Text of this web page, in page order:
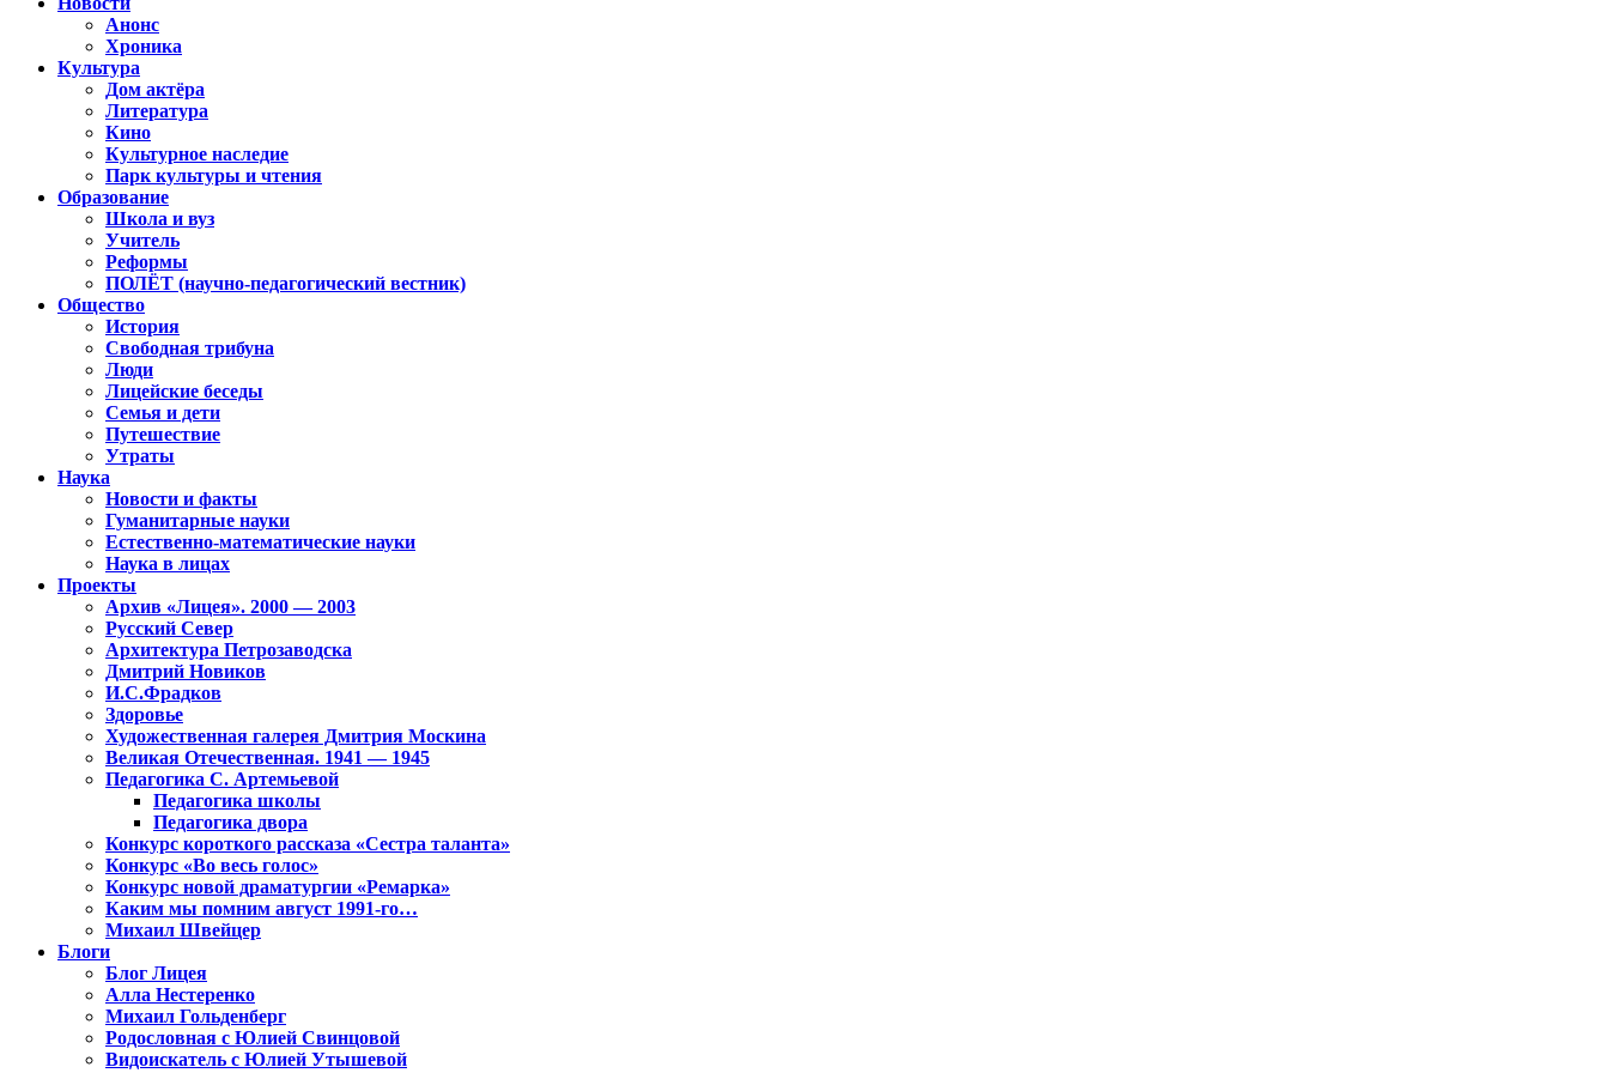
Анонс
Хроника
Культура
Дом актёра
Литература
Кино
Культурное наследие
Парк культуры и чтения
Образование
Школа и вуз
Учитель
Реформы
ПОЛЁТ (научно-педагогический вестник)
Общество
История
Свободная трибуна
Люди
Лицейские беседы
Семья и дети
Путешествие
Утраты
Наука
Новости и факты
Гуманитарные науки
Естественно-математические науки
Наука в лицах
Проекты
Архив «Лицея». 2000 — 2003
Русский Север
Архитектура Петрозаводска
Дмитрий Новиков
И.С.Фрадков
Здоровье
Художественная галерея Дмитрия Москина
Великая Отечественная. 1941 — 1945
Педагогика С. Артемьевой
Педагогика школы
Педагогика двора
Конкурс короткого рассказа «Сестра таланта»
Конкурс «Во весь голос»
Конкурс новой драматургии «Ремарка»
Каким мы помним август 1991-го…
Михаил Швейцер
Блоги
Блог Лицея
Алла Нестеренко
Михаил Гольденберг
Родословная с Юлией Свинцовой
Видоискатель с Юлией Утышевой